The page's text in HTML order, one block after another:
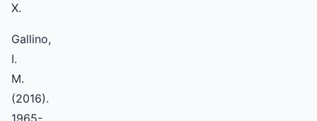
X.
Gallino,
I.
M.
(2016).